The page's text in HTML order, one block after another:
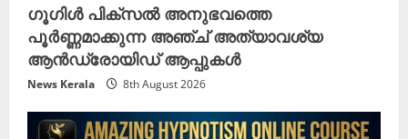
ഗൂഗിൾ പിക്സൽ അനുഭവത്തെ
പൂർണ്ണമാക്കുന്ന അഞ്ച് അത്യാവശ്യ
ആൻഡ്രോയിഡ് ആപ്പുകൾ
News Kerala 8th August 2026